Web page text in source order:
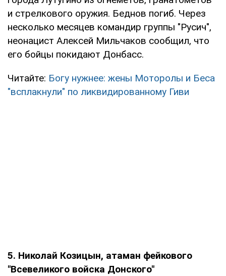
и стрелкового оружия. Беднов погиб. Через
несколько месяцев командир группы "Русич",
неонацист Алексей Мильчаков сообщил, что
его бойцы покидают Донбасс.
Читайте: Богу нужнее: жены Моторолы и Беса
"всплакнули" по ликвидированному Гиви
5. Николай Козицын, атаман фейкового
"Всевеликого войска Донского"